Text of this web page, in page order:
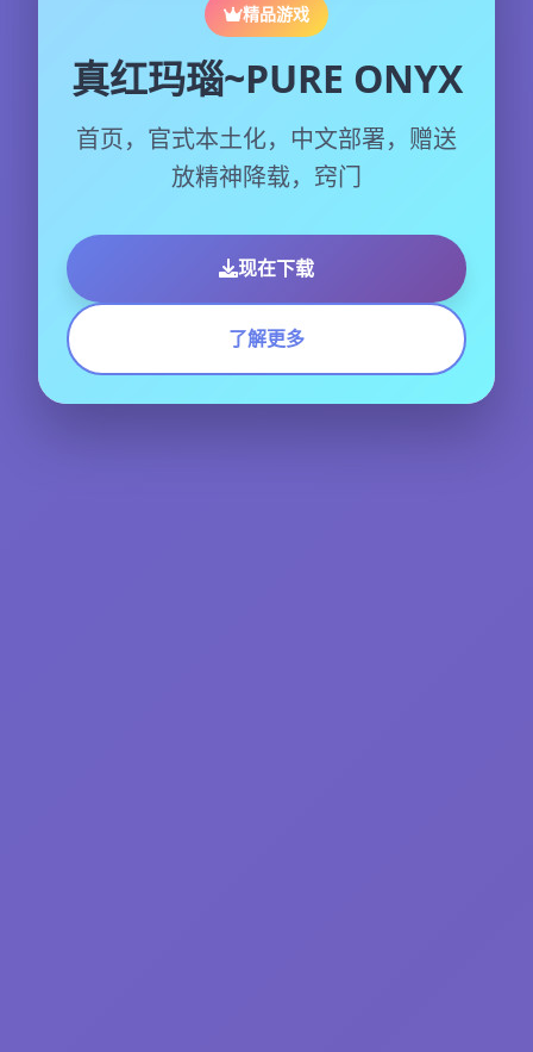
精品游戏
真红玛瑙~PURE ONYX
首页，官式本土化，中文部署，赠送
放精神降载，窍门
现在下载
了解更多